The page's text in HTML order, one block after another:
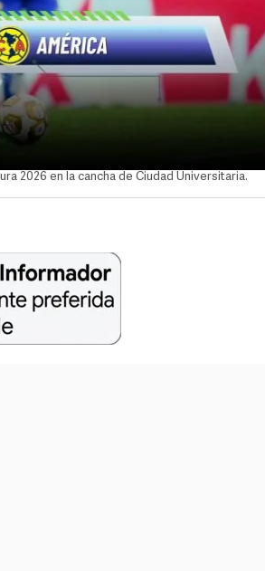
2026 en la cancha de Ciudad Universitaria.